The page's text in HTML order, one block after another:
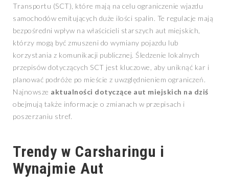
Transportu (SCT), które mają na celu ograniczenie wjazdu
samochodów emitujących duże ilości spalin. Te regulacje mają
bezpośredni wpływ na właścicieli starszych aut miejskich,
którzy mogą być zmuszeni do wymiany pojazdu lub
korzystania z komunikacji publicznej. Śledzenie lokalnych
przepisów dotyczących SCT jest kluczowe, aby uniknąć kar i
planować podróże po mieście z uwzględnieniem ograniczeń.
Najnowsze aktualności dotyczące aut miejskich na dziś
obejmują także informacje o zmianach w przepisach i
poszerzaniu stref.
Trendy w Carsharingu i
Wynajmie Aut